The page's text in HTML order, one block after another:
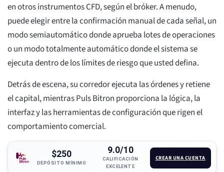
en otros instrumentos CFD, según el bróker. A menudo,
puede elegir entre la confirmación manual de cada señal, un
modo semiautomático donde aprueba lotes de operaciones
o un modo totalmente automático donde el sistema se
ejecuta dentro de los límites de riesgo que usted defina.
Detrás de escena, su corredor ejecuta las órdenes y retiene
el capital, mientras Puls Bitron proporciona la lógica, la
interfaz y las herramientas de configuración que rigen el
comportamiento comercial.
$250
DEPÓSITO MÍNIMO
9.0/10
CALIFICACIÓN
EXCELENTE
CREAR UNA CUENTA